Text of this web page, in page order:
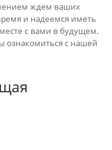
ждем ваших
и надеемся иметь
с вами в будущем.
ознакомиться с нашей